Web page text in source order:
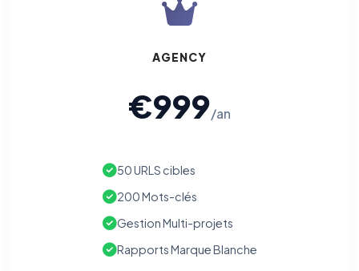
AGENCY
€999/an
50 URLS cibles
200 Mots-clés
Gestion Multi-projets
Rapports Marque Blanche